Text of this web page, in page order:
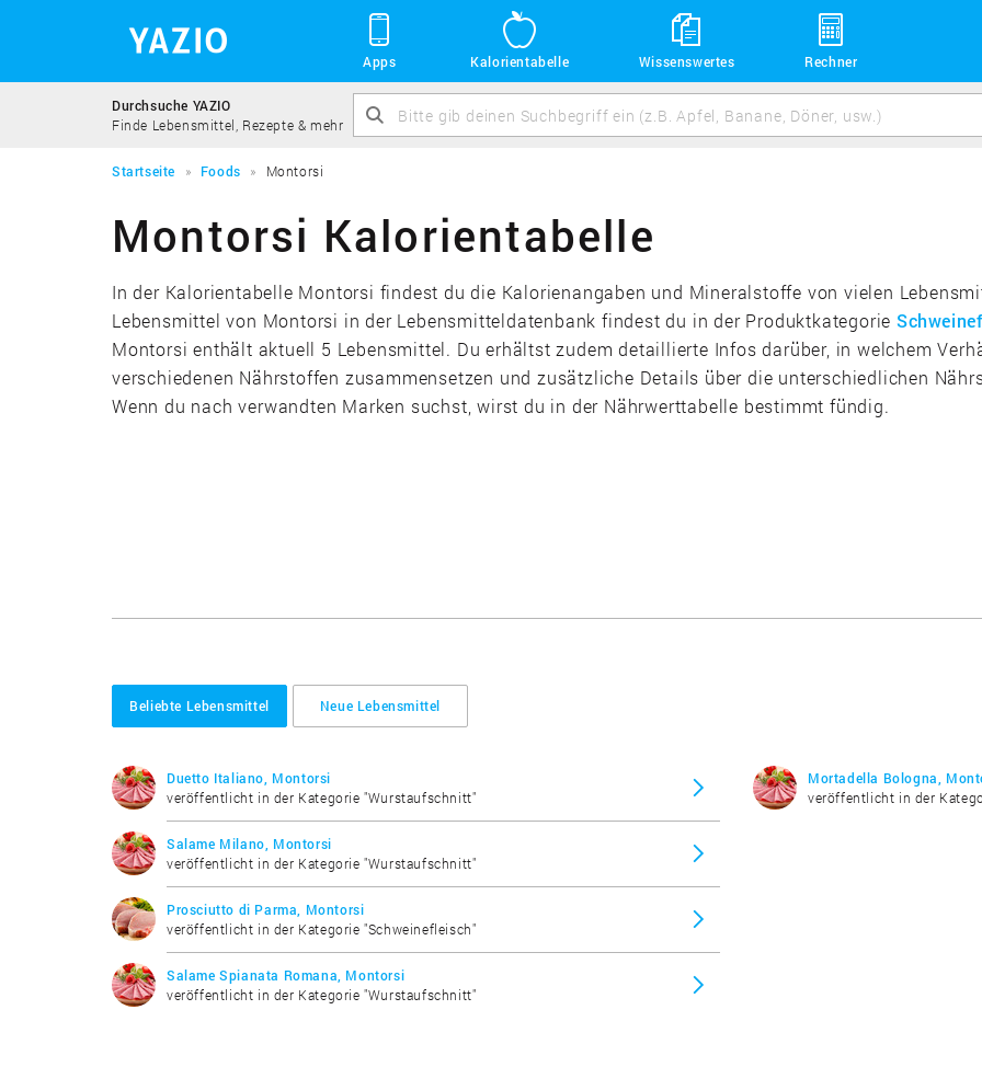
Apps Kalorientabelle Wissenswertes Rechner
Durchsuche YAZIO
Finde Lebensmittel, Rezepte & mehr
Startseite Foods Montorsi
Montorsi Kalorientabelle
In der Kalorientabelle Montorsi findest du die Kalorienangaben und Mineralstoffe von vielen
Lebensmittel von Montorsi in der Lebensmitteldatenbank findest du in der Produktkategorie
Montorsi enthält aktuell 5 Lebensmittel. Du erhältst zudem detaillierte Infos darüber, in welchem
verschiedenen Nährstoffen zusammensetzen und zusätzliche Details über die unterschiedlichen
Wenn du nach verwandten Marken suchst, wirst du in der Nährwerttabelle bestimmt fündig.
Beliebte Lebensmittel Neue Lebensmittel
Duetto Italiano, Montorsi
veröffentlicht in der Kategorie "Wurstaufschnitt"
Salame Milano, Montorsi
veröffentlicht in der Kategorie "Wurstaufschnitt"
Prosciutto di Parma, Montorsi
veröffentlicht in der Kategorie "Schweinefleisch"
Salame Spianata Romana, Montorsi
veröffentlicht in der Kategorie "Wurstaufschnitt"
Mortadella Bologna,
veröffentlicht in der